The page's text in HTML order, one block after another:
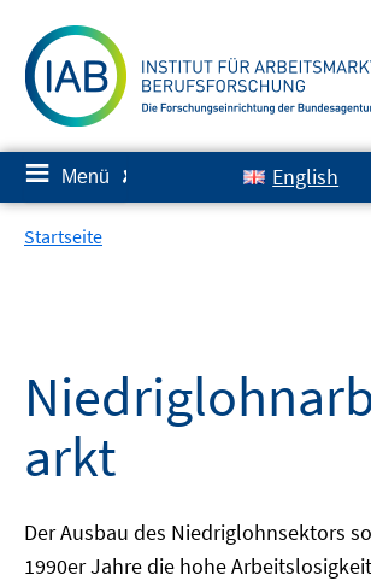
zum
Inhalt
≡ Menü ✘ English
Startseite
arkt
Der Ausbau des Niedriglohnsektors
1990er Jahre die hohe